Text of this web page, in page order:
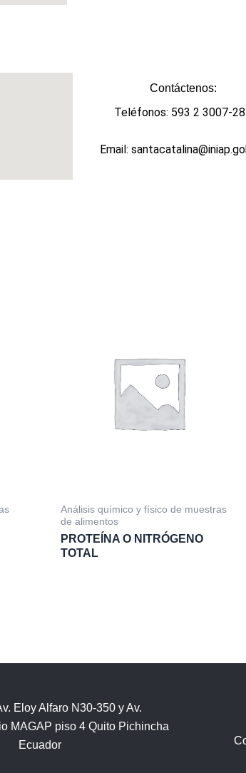
Contáctenos:​
Teléfonos: 593 2 3007-
Email:
Análisis químico y físico de muestras
de alimentos
PROTEÍNA O NITRÓGENO
TOTAL
Eloy Alfaro N30-350 y Av.
MAGAP piso 4 Quito Pichincha
Ecuador